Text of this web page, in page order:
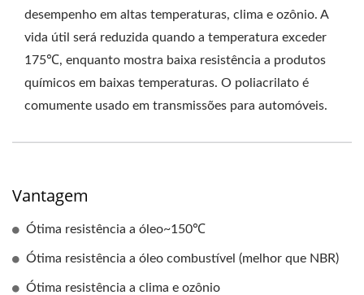
desempenho em altas temperaturas, clima e ozônio. A
vida útil será reduzida quando a temperatura exceder
175℃, enquanto mostra baixa resistência a produtos
químicos em baixas temperaturas. O poliacrilato é
comumente usado em transmissões para automóveis.
Vantagem
Ótima resistência a óleo~150℃
Ótima resistência a óleo combustível (melhor que NBR)
Ótima resistência a clima e ozônio